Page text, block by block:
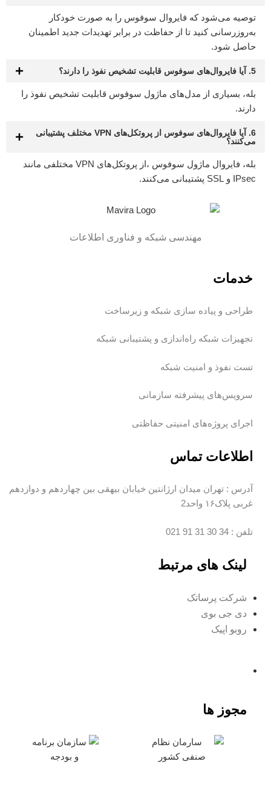
توصیه می‌شود که فایروال سوفوس را به صورت خودکار
به‌روزرسانی کنید تا از حفاظت در برابر تهدیدات جدید اطمینان
حاصل شود.
5. آیا فایروال‌های سوفوس قابلیت تشخیص نفوذ را دارند؟
بله، بسیاری از مدل‌های ماژول سوفوس قابلیت تشخیص نفوذ را
دارند.
6. آیا فایروال‌های سوفوس از پروتکل‌های VPN مختلف پشتیبانی
می‌کنند؟
بله، فایروال ماژول سوفوس ،از پروتکل‌های VPN مختلفی مانند
IPsec و SSL پشتیبانی می‌کنند.
مهندسی شبکه و فناوری اطلاعات
خدمات
طراحی و پیاده سازی شبکه و زیرساخت
تجهیزات شبکه راه‌اندازی و پشتیبانی شبکه
تست نفوذ و امنیت شبکه
سرویس‌های پیشرفته سازمانی
اجرای پروژه‌های امنیتی حفاظتی
اطلاعات تماس
آدرس :
غربی پلاک۱۶ واحد2
تلفن : 34 30 31 91
021
لینک های مرتبط
شرکت پرساتک
دی جی بوی
روبو اپیک
مجوز ها